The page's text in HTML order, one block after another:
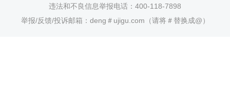
违法和不良信息举报电话：400-118-7898
举报/反馈/投诉邮箱：deng＃ujigu.com（请将＃替换成@）